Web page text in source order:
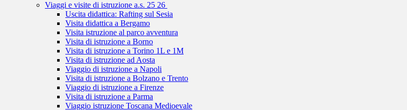
Viaggi e visite di istruzione a.s. 25 26
Uscita didattica: Rafting sul Sesia
Visita didattica a Bergamo
Visita istruzione al parco avventura
Visita di istruzione a Borno
Visita di istruzione a Torino 1L e 1M
Visita di istruzione ad Aosta
Viaggio di istruzione a Napoli
Visita di istruzione a Bolzano e Trento
Viaggio di istruzione a Firenze
Visita di istruzione a Parma
Viaggio istruzione Toscana Medioevale